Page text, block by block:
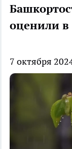
оценили в
7 октября